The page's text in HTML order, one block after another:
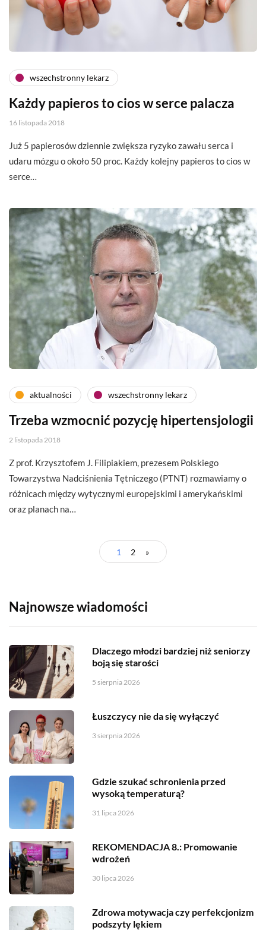
wszechstronny lekarz
Każdy papieros to cios w serce palacza
16 listopada 2018
Już 5 papierosów dziennie zwiększa ryzyko zawału serca i
udaru mózgu o około 50 proc. Każdy kolejny papieros to cios w
serce…
aktualności wszechstronny lekarz
Trzeba wzmocnić pozycję hipertensjologii
2 listopada 2018
Z prof. Krzysztofem J. Filipiakiem, prezesem Polskiego
Towarzystwa Nadciśnienia Tętniczego (PTNT) rozmawiamy o
różnicach między wytycznymi europejskimi i amerykańskimi
oraz planach na…
1 2 »
Najnowsze wiadomości
Dlaczego młodzi bardziej niż seniorzy
boją się starości
5 sierpnia 2026
Łuszczycy nie da się wyłączyć
3 sierpnia 2026
Gdzie szukać schronienia przed
wysoką temperaturą?
31 lipca 2026
REKOMENDACJA 8.: Promowanie
wdrożeń
30 lipca 2026
Zdrowa motywacja czy perfekcjonizm
podszyty lękiem